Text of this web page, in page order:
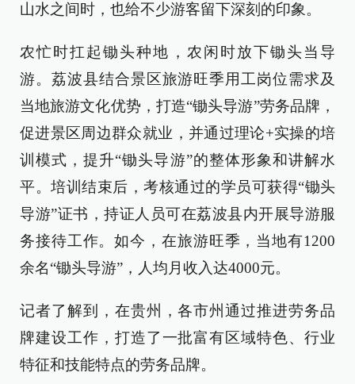
山水之间时，也给不少游客留下深刻的印象。
农忙时扛起锄头种地，农闲时放下锄头当导
游。荔波县结合景区旅游旺季用工岗位需求及
当地旅游文化优势，打造“锄头导游”劳务品牌，
促进景区周边群众就业，并通过理论+实操的培
训模式，提升“锄头导游”的整体形象和讲解水
平。培训结束后，考核通过的学员可获得“锄头
导游”证书，持证人员可在荔波县内开展导游服
务接待工作。如今，在旅游旺季，当地有1200
余名“锄头导游”，人均月收入达4000元。
记者了解到，在贵州，各市州通过推进劳务品
牌建设工作，打造了一批富有区域特色、行业
特征和技能特点的劳务品牌。